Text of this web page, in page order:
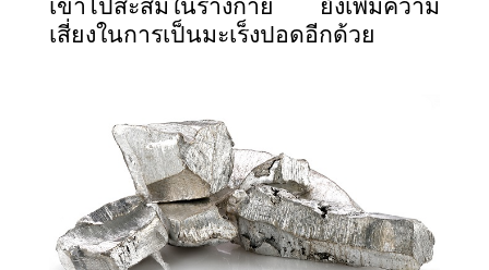
เข้าไปสะสมในร่างกาย ยังเพิ่มความ
เสี่ยงในการเป็นมะเร็งปอดอีกด้วย